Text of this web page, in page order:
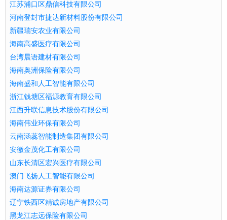
江苏浦口区鼎信科技有限公司
河南登封市捷达新材料股份有限公司
新疆瑞安农业有限公司
海南高盛医疗有限公司
台湾晨语建材有限公司
海南奥洲保险有限公司
海南盛和人工智能有限公司
浙江钱塘区福源教育有限公司
江西升联信息技术股份有限公司
海南伟业环保有限公司
云南涵蕊智能制造集团有限公司
安徽金茂化工有限公司
山东长清区宏兴医疗有限公司
澳门飞扬人工智能有限公司
海南达源证券有限公司
辽宁铁西区精诚房地产有限公司
黑龙江志远保险有限公司